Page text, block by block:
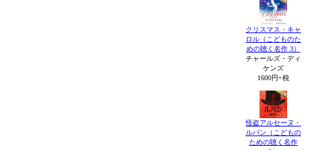
クリスマス・キャ
ロル（こどものた
めの聴く名作 3）
チャールズ・ディ
ケンズ
1600円+税
怪盗アルセーヌ・
ルパン（こどもの
ための聴く名作